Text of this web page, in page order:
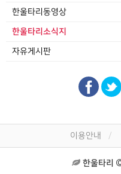
한울타리동영상
한울타리소식지
자유게시판
이용안내
한울타리